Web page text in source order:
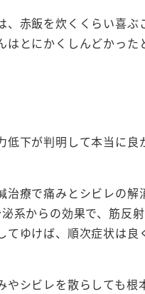
、赤飯を炊くくらい喜ぶ
はとにかくしんどかった
低下が判明して本当に良
治療で痛みとシビレの解
系からの効果で、筋反
てゆけば、順次症状は良
やシビレを散らしても根